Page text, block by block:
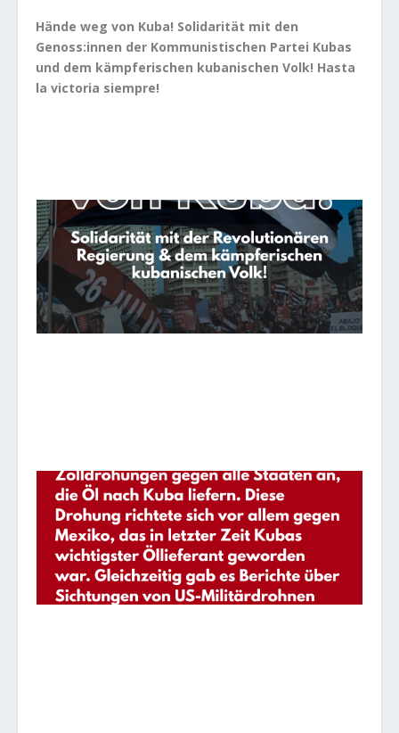
Hände weg von Kuba! Solidarität mit den
Genoss:innen der Kommunistischen Partei Kubas
und dem kämpferischen kubanischen Volk! Hasta
la victoria siempre!